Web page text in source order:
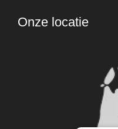
Onze locatie